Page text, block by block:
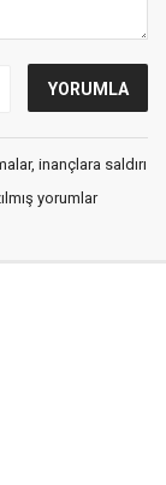
inançlara saldırı
yorumlar